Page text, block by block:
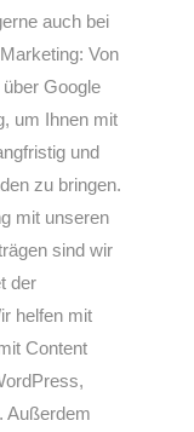
auch bei
Von
Google
um Ihnen mit
und
zu bringen.
mit unseren
sind wir
der
helfen mit
Content
Außerdem